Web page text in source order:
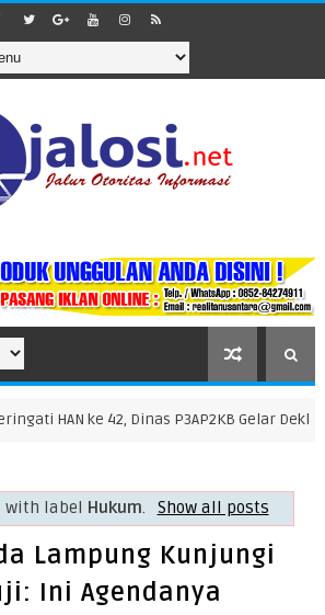
Dinas P3AP2KB Gelar Deklarasi dan
with label Hukum. Show all posts
Lampung Kunjungi
Ini Agendanya